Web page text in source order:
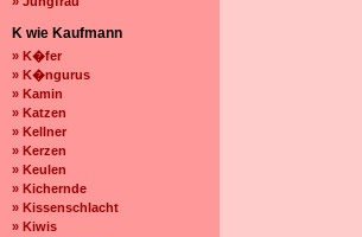
K wie Kaufmann
» K�fer
» K�ngurus
» Kamin
» Katzen
» Kellner
» Kerzen
» Keulen
» Kichernde
» Kissenschlacht
» Kiwis